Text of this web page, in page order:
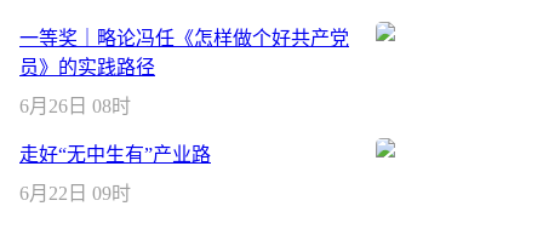
一等奖｜略论冯任《怎样做个好共产党
员》的实践路径
6月26日 08时
走好“无中生有”产业路
6月22日 09时